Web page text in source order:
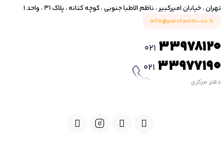
تهران ، خیابان امیرکبیر ، ناظم الاطبا جنوبی ، کوچه کتانه ، پلاک ۳۱ ، واحد ۱
info@parstamin-co.ir
021 33978120
021 33977190
دفتر مرکزی